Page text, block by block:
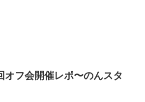
オフ会開催レポ〜のんスタ